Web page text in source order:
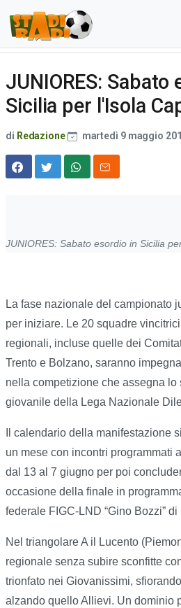
JUNIORES: Sabato
Sicilia per l'Isola
di Redazione martedì 9 maggio
JUNIORES: Sabato esordio in Sicilia
La fase nazionale del campionato
per iniziare. Le 20 squadre
regionali, incluse quelle dei
Trento e Bolzano, saranno
nella competizione che assegna lo
giovanile della Lega Nazionale
Il calendario della manifestazione
un mese con incontri programmati
dal 13 al 7 giugno per poi
occasione della finale in
federale FIGC-LND “Gino Bozzi” di
Nel triangolare A il Lucento
regionale senza subire sconfitte
trionfato nei Giovanissimi,
alzando quello Allievi. Un dominio